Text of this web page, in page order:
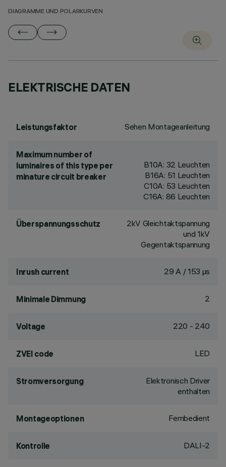
DIAGRAMME UND POLARKURVEN
ELEKTRISCHE DATEN
Leistungsfaktor Sehen Montageanleitung
Maximum number of
luminaires of this type per
minature circuit breaker
B10A: 32 Leuchten
B16A: 51 Leuchten
C10A: 53 Leuchten
C16A: 86 Leuchten
Überspannungsschutz
2kV Gleichtaktspannung
und 1kV
Gegentaktspannung
Inrush current 29 A / 153 µs
Minimale Dimmung 2
Voltage 220 - 240
ZVEI code LED
Stromversorgung
Elektronisch Driver
enthalten
Montageoptionen Fernbedient
Kontrolle DALI-2